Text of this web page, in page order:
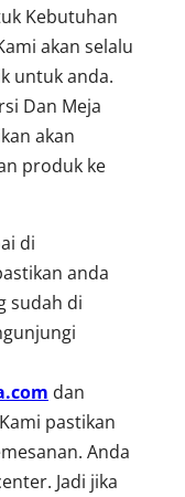
Kebutuhan
akan selalu
untuk anda.
Dan Meja
akan
produk ke
di
anda
sudah di
dan
pastikan
Anda
Jadi jika